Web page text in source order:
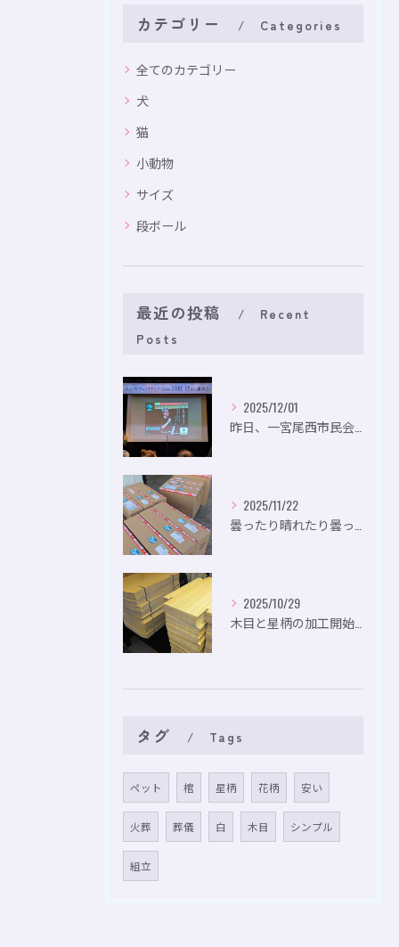
カテゴリー Categories
全てのカテゴリー
犬
猫
小動物
サイズ
段ボール
最近の投稿
Recent
Posts
2025/12/01
2025/11/22
2025/10/29
タグ Tags
ペット 棺 星柄 花柄 安い
火葬 葬儀 白 木目 シンプル
組立